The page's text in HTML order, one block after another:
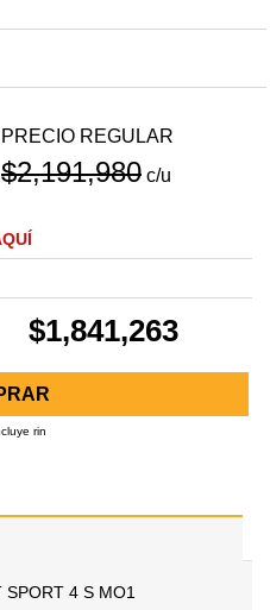
PRECIO REGULAR
$2,191,980 c/u
$1,841,263
rin
SPORT 4 S MO1